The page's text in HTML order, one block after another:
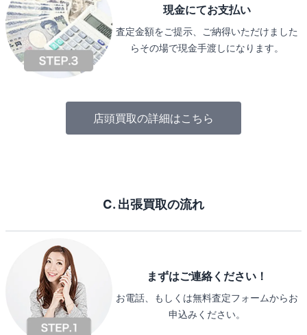
現金にてお支払い
査定金額をご提示、ご納得いただけました
らその場で現金手渡しになります。
店頭買取の詳細はこちら
C. 出張買取の流れ
まずはご連絡ください！
お電話、もしくは無料査定フォームからお
申込みください。